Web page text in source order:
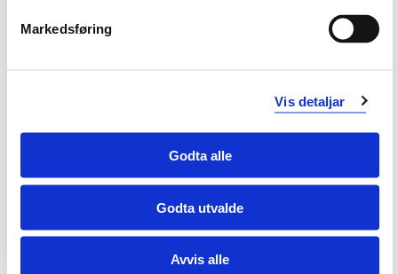
Markedsføring
Vis detaljar
Godta alle
Godta utvalde
Avvis alle
Semester: 3 60 sp
Teiknspråkleg miljø 1 veke + obs. praksis 2
veker + tolke/ledsage 1 veke
Semester: 3 0 sp
TST507